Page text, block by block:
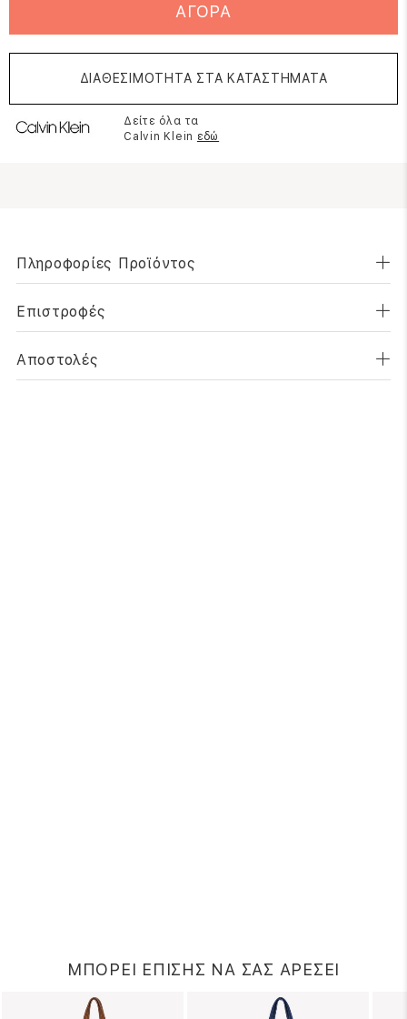
ΑΓΟΡΑ
ΔΙΑΘΕΣΙΜΟΤΗΤΑ ΣΤΑ ΚΑΤΑΣΤΗΜΑΤΑ
Δείτε όλα τα
Calvin Klein εδώ
Πληροφορίες Προϊόντος
Επιστροφές
Αποστολές
ΜΠΟΡΕΙ ΕΠΙΣΗΣ ΝΑ ΣΑΣ ΑΡΕΣΕΙ